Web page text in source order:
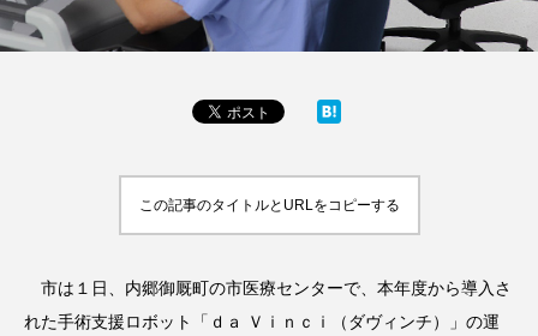
この記事のタイトルとURLをコピーする
市は１日、内郷御厩町の市医療センターで、本年度から導入さ
れた手術支援ロボット「ｄａ Ｖｉｎｃｉ（ダヴィンチ）」の運